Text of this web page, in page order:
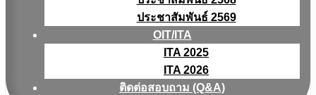
ประชาสัมพันธ์ 2569
OIT/ITA
ITA 2025
ITA 2026
ติดต่อสอบถาม (Q&A)